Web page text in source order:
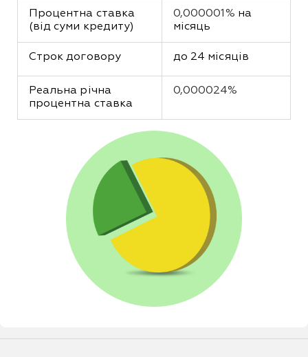
Процентна ставка
(від суми кредиту)
0,000001% на
місяць
Строк договору до 24 місяців
Реальна річна
процентна ставка
0,000024%